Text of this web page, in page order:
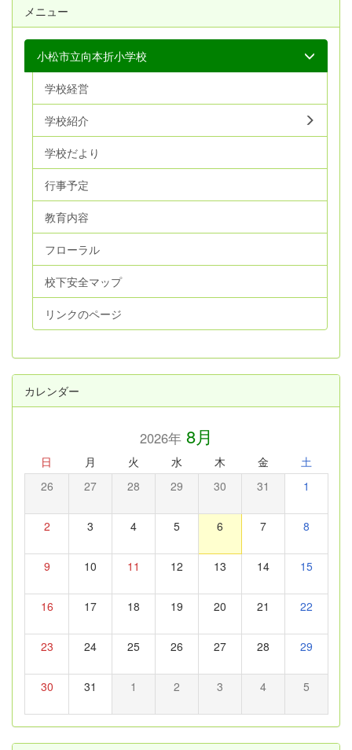
メニュー
小松市立向本折小学校
学校経営
学校紹介
学校だより
行事予定
教育内容
フローラル
校下安全マップ
リンクのページ
カレンダー
2026年8月
日 月 火 水 木 金 土
26 27 28 29 30 31 1
2 3 4 5 6 7 8
9 10 11 12 13 14 15
16 17 18 19 20 21 22
23 24 25 26 27 28 29
30 31 1 2 3 4 5